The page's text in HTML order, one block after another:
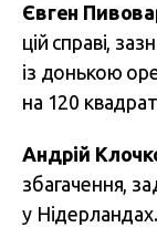
Євген
цій справі,
із донькою
на 120
Андрій
збагачення,
у Нідерландах.